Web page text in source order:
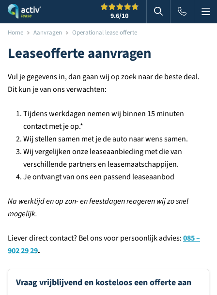
9.6/10 Zoeken in
Home Aanvragen Operational lease offerte
Leaseofferte aanvragen
Vul je gegevens in, dan gaan wij op zoek naar de beste deal.
Dit kun je van ons verwachten:
Tijdens werkdagen nemen wij binnen 15 minuten
contact met je op.*
Wij stellen samen met je de auto naar wens samen.
Wij vergelijken onze leaseaanbieding met die van
verschillende partners en leasemaatschappijen.
Je ontvangt van ons een passend leaseaanbod
Na werktijd en op zon- en feestdagen reageren wij zo snel
mogelijk.
Liever direct contact? Bel ons voor persoonlijk advies:085 –
902 29 29.
Vraag vrijblijvend en kosteloos een offerte aan